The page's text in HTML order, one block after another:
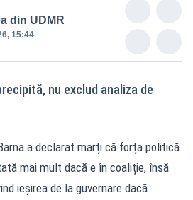
din UDMR
15:44
nu exclud analiza de
a declarat marți că forța politică
mai mult dacă e în coaliție, însă
ieșirea de la guvernare dacă